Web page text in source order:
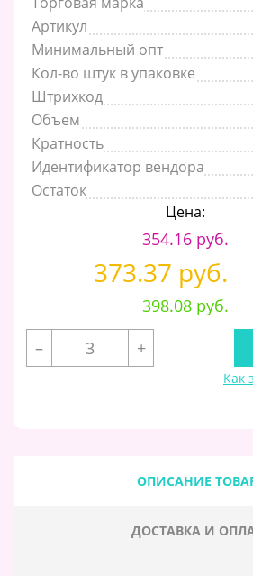
Артикул
Минимальный опт
Кол-во штук в упаковке
Штрихкод
Объем
Кратность
Идентификатор вендора
Остаток
Цена:
354.16 руб.
373.37 руб.
398.08 руб.
–
+
Как
ОПИСАНИЕ
ДОСТАВКА И